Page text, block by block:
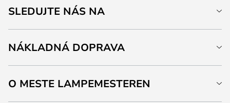
SLEDUJTE NÁS NA
NÁKLADNÁ DOPRAVA
O MESTE LAMPEMESTEREN